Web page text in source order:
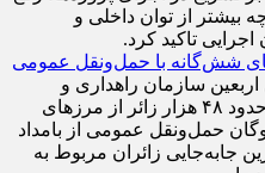
بیشتر از توان داخلی و
تاکید کرد.
سازمان راهداری و
حمل‌ونقل جاده‌ای از انتقال حدود ۴۸ هزار زائر از مرز‌های
حمل‌ونقل عمومی از بامداد
جابه‌جایی زائران مربوط به